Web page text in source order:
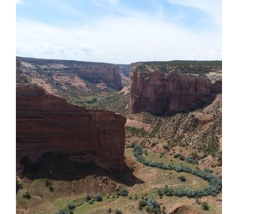
de
Chelly